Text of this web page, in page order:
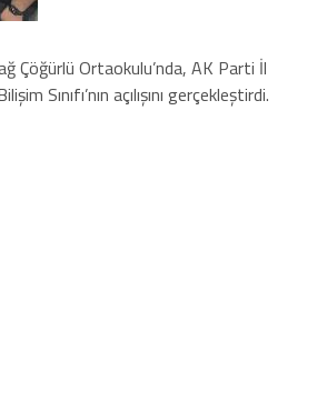
Çöğürlü Ortaokulu’nda, AK Parti İl
Sınıfı’nın açılışını gerçekleştirdi.